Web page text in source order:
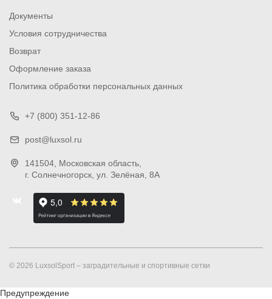
Документы
Условия сотрудничества
Возврат
Оформление заказа
Политика обработки персональных данных
+7 (800) 351-12-86
post@luxsol.ru
141504 , Московская область,
г. Солнечногорск ул. Зелёная, 8А
© 2026 LuxsolSport – заградительные и спортивные сетки
Предупреждение